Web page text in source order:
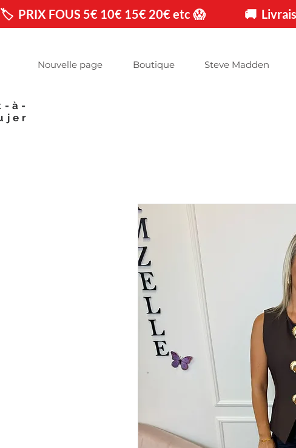
🏷️  PRIX FOUS 5€ 10€ 15€ 20€ etc 😱                🚚
Nouvelle page Boutique Steve Madden
à-